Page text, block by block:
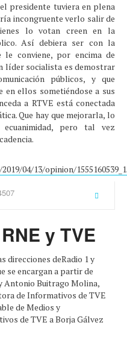
presidente tuviera en plena
incongruente verlo salir de
lo votan creen en la
Así debiera ser con la
le conviene, por encima de
líder socialista es demostrar
públicos, y que
en ellos sometiéndose a sus
a RTVE está conectada
Que hay que mejorarla, lo
pero tal vez
04/13/opinion/
y TVE
direcciones deRadio 1 y
se encargan a partir de
Antonio Buitrago Molina,
de Informativos de TVE
de Medios y
de TVE a Borja Gálvez